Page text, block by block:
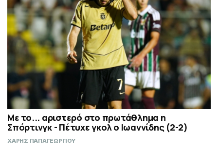
Με το... αριστερό στο πρωτάθλημα η
Σπόρτινγκ - Πέτυχε γκολ ο Ιωαννίδης (2-2)
ΧΑΡΗΣ ΠΑΠΑΓΕΩΡΓΙΟΥ